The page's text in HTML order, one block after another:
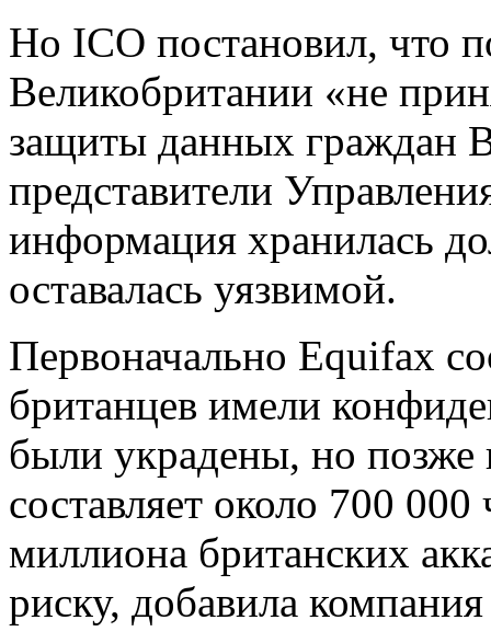
Но ICO постановил, что
Великобритании «не
защиты данных граждан
представители
информация хранилась
оставалась уязвимой.
Первоначально Equifax
британцев имели
были украдены, но позже
составляет около 700
миллиона британских
риску, добавила